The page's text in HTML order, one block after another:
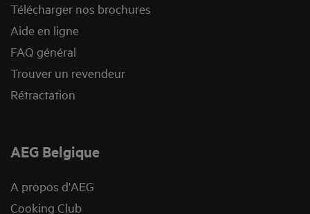
Télécharger nos brochures
Aide en ligne
FAQ général
Trouver un revendeur
Rétractation
AEG Belgique
A propos d'AEG
Cooking Club